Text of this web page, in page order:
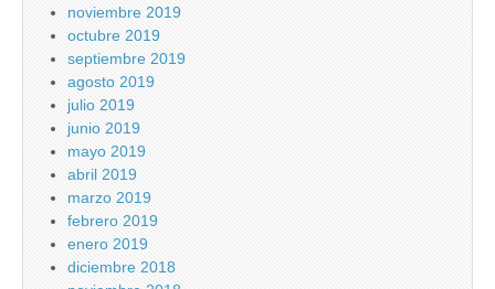
noviembre 2019
octubre 2019
septiembre 2019
agosto 2019
julio 2019
junio 2019
mayo 2019
abril 2019
marzo 2019
febrero 2019
enero 2019
diciembre 2018